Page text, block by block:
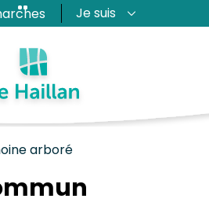
Je suis
arboré